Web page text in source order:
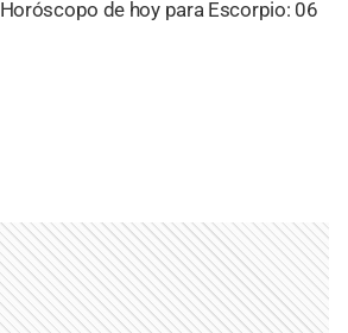
Horóscopo de hoy para Escorpio: 06